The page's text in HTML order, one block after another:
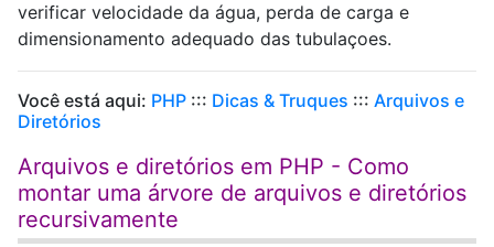
verificar velocidade da água, perda de carga e
dimensionamento adequado das tubulaçoes.
Você está aqui: PHP ::: Dicas & Truques ::: Arquivos e
Diretórios
Arquivos e diretórios em PHP - Como
montar uma árvore de arquivos e diretórios
recursivamente